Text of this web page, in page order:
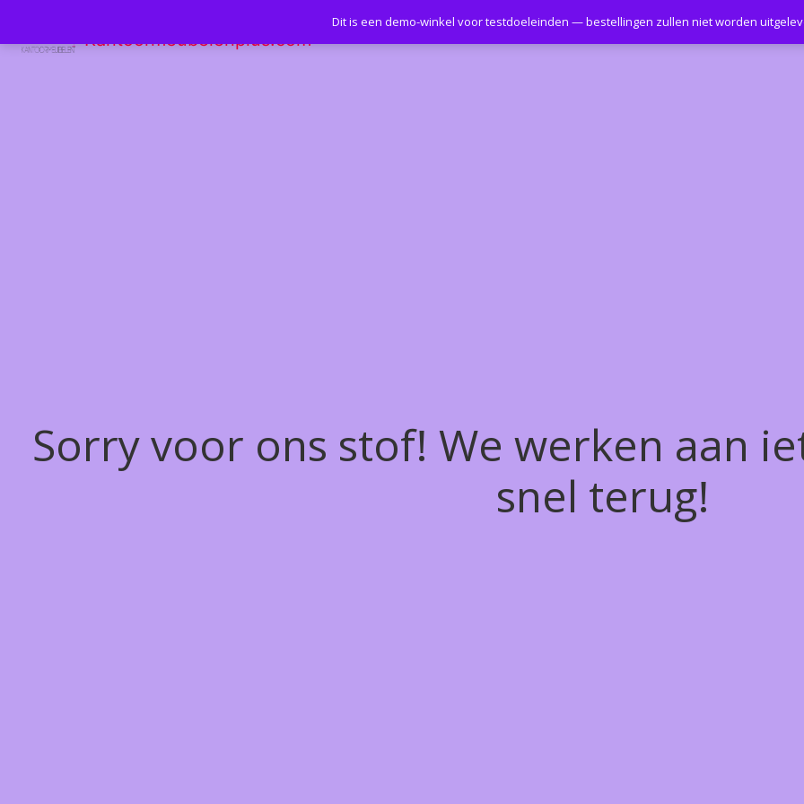
Kantoormeubelenplus.com
Sorry voor ons stof! We werken aan
snel terug!
Dit is een demo-winkel voor testdoeleinden — bestellingen zullen niet worden